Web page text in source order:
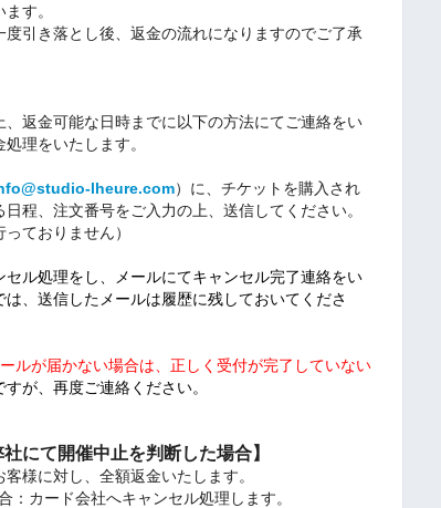
す。
引き落とし後、返金の流れになりますのでご了承
返金可能な日時までに以下の方法にてご連絡をい
処理をいたします。
lheure.com）に、チケットを購入され
程、注文番号をご入力の上、送信してください。
ておりません）
ル処理をし、メールにてキャンセル完了連絡をい
、送信したメールは履歴に残しておいてくださ
ルが届かない場合は、正しく受付が完了していない
が、再度ご連絡ください。
にて開催中止を判断した場合】
様に対し、全額返金いたします。
：カード会社へキャンセル処理します。